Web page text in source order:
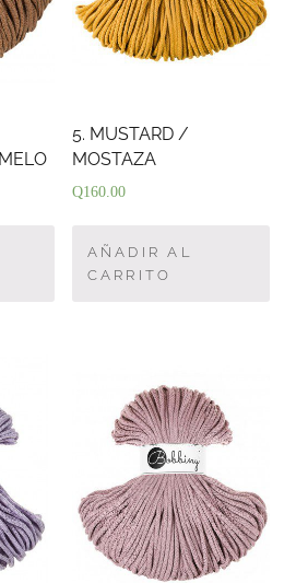
5. MUSTARD /
MOSTAZA
Q160.00
AÑADIR AL
CARRITO